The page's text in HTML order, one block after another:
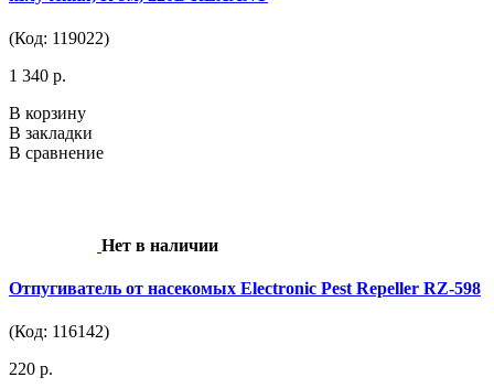
(Код: 119022)
1 340 р.
В корзину
В закладки
В сравнение
Нет в наличии
Отпугиватель от насекомых Electronic Pest Repeller RZ-598
(Код: 116142)
220 р.